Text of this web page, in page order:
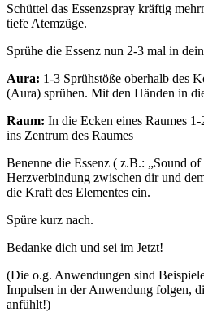
Schüttel das Essenzspray kräftig
tiefe Atemzüge.
Sprühe die Essenz nun 2-3 mal in
Aura: 1-3 Sprühstöße oberhalb des
(Aura) sprühen. Mit den Händen in
Raum: In die Ecken eines Raumes
ins Zentrum des Raumes
Benenne die Essenz ( z.B.: „Sound
Herzverbindung zwischen dir und
die Kraft des Elementes ein.
Spüre kurz nach.
Bedanke dich und sei im Jetzt!
(Die o.g. Anwendungen sind
Impulsen in der Anwendung folgen,
anfühlt!)